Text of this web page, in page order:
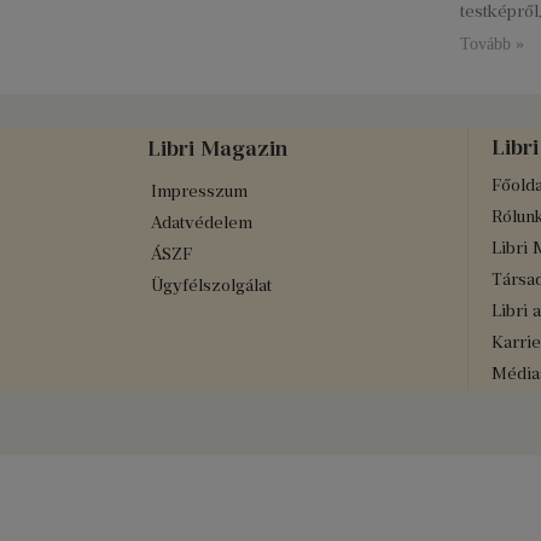
Tovább »
Libri Magazin
Impresszum
Adatvédelem
ÁSZF
Ügyfélszolgálat
Libri
Libri
Libri